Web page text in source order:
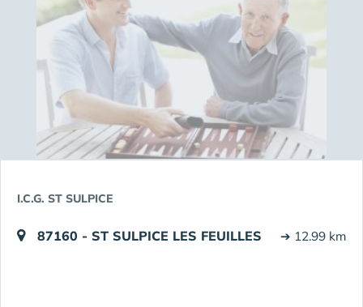
I.C.G. ST SULPICE
87160 - ST SULPICE LES FEUILLES ➔ 12.99 km